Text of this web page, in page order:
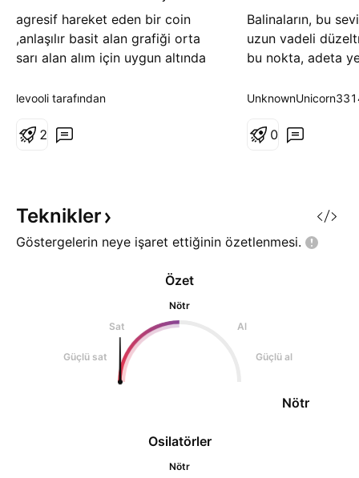
agresif hareket eden bir coin
,anlaşılır basit alan grafiği orta
sarı alan alım için uygun altında
sarı alan .
levooli tarafından
2
Balinaların, bu
uzun vadeli
bu nokta, adeta
0
Teknikler
Göstergelerin neye işaret ettiğinin özetlenmesi.
Osilatörler
Nötr
Özet
Nötr
Sat
Al
Güçlü sat Güçlü al
Nötr